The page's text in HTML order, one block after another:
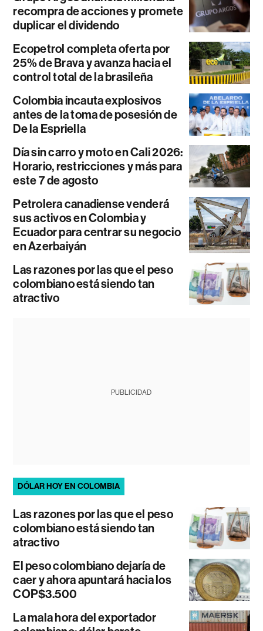
recompra de acciones y promete
duplicar el dividendo
Ecopetrol completa oferta por
25% de Brava y avanza hacia el
control total de la brasileña
Colombia incauta explosivos
antes de la toma de posesión de
De la Espriella
Día sin carro y moto en Cali 2026:
Horario, restricciones y más para
este 7 de agosto
Petrolera canadiense venderá
sus activos en Colombia y
Ecuador para centrar su negocio
en Azerbaiyán
Las razones por las que el peso
colombiano está siendo tan
atractivo
PUBLICIDAD
DÓLAR HOY EN COLOMBIA
Las razones por las que el peso
colombiano está siendo tan
atractivo
El peso colombiano dejaría de
caer y ahora apuntará hacia los
COP$3.500
La mala hora del exportador